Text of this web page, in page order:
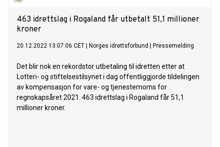
463 idrettslag i Rogaland får utbetalt 51,1 millioner
kroner
20.12.2022 13:07:06 CET Norges idrettsforbund Pressemelding
Det blir nok en rekordstor utbetaling til idretten etter at
Lotteri- og stiftelsestilsynet i dag offentliggjorde tildelingen
av kompensasjon for vare- og tjenestemoms for
regnskapsåret 2021. 463 idrettslag i Rogaland får 51,1
millioner kroner.